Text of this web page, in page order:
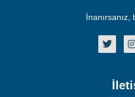
İnanırsanız,